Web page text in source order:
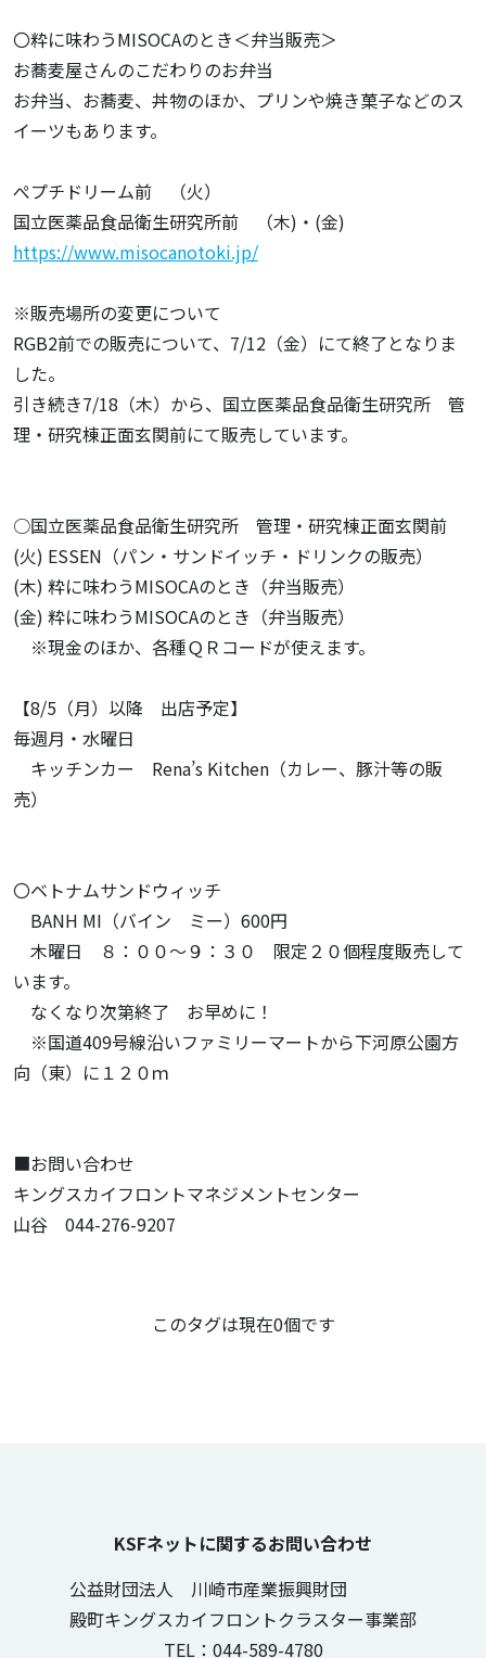
〇粋に味わうMISOCAのとき＜弁当販売＞
お蕎麦屋さんのこだわりのお弁当
お弁当、お蕎麦、丼物のほか、プリンや焼き菓子などのス
イーツもあります。
ぺプチドリーム前 （火）
国立医薬品食品衛生研究所前 （木)・(金)
https://www.misocanotoki.jp/
※販売場所の変更について
RGB2前での販売について、7/12（金）にて終了となりま
した。
引き続き7/18（木）から、国立医薬品食品衛生研究所 管
理・研究棟正面玄関前にて販売しています。
○国立医薬品食品衛生研究所 管理・研究棟正面玄関前
(火) ESSEN（パン・サンドイッチ・ドリンクの販売）
(木) 粋に味わうMISOCAのとき（弁当販売）
(金) 粋に味わうMISOCAのとき（弁当販売）
※現金のほか、各種ＱＲコードが使えます。
【8/5（月）以降 出店予定】
毎週月・水曜日
キッチンカー Rena’s Kitchen（カレー、豚汁等の販
売）
〇ベトナムサンドウィッチ
BANH MI（バイン ミー）600円
木曜日 ８：００～９：３０ 限定２０個程度販売して
います。
なくなり次第終了 お早めに！
※国道409号線沿いファミリーマートから下河原公園方
向（東）に１２０ｍ
■お問い合わせ
キングスカイフロントマネジメントセンター
山谷 044-276-9207
この記事のタグこのタグは現在0個です
KSFネットに関するお問い合わせ
公益財団法人 川崎市産業振興財団
殿町キングスカイフロントクラスター事業部
TEL：044-589-4780